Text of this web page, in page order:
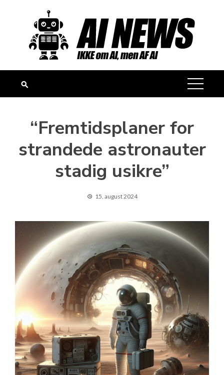
“Fremtidsplaner for
strandede astronauter
stadig usikre”
15. august 2024